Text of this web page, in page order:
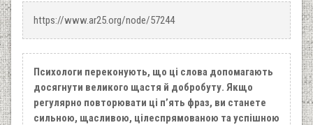
https://www.ar25.org/node/57244
Психологи переконують, що ці слова допомагають
досягнути великого щастя й добробуту. Якщо
регулярно повторювати ці п’ять фраз, ви станете
сильною, щасливою, цілеспрямованою та успішною